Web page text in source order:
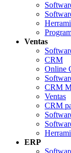
Ventas
CRM
Online
CRM
Ventas
CRM
ERP